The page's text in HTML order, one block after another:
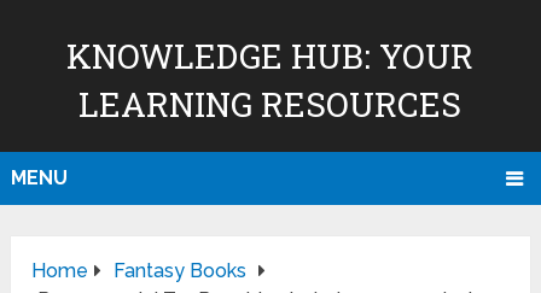
KNOWLEDGE HUB: YOUR
LEARNING RESOURCES
MENU
Home
Fantasy Books